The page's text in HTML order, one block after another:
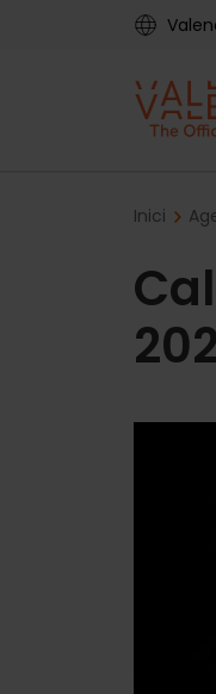
Inici